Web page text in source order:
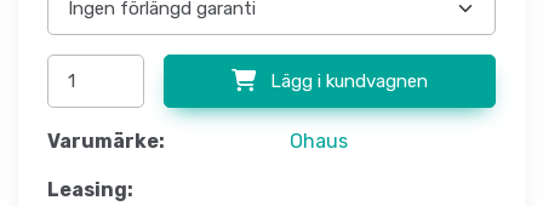
Lägg i kundvagnen
Varumärke: Ohaus
Leasing: